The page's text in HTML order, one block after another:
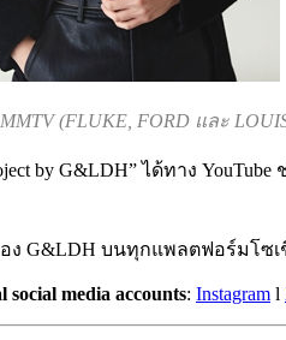
(FLUKE, FORD และ
by G&LDH” ได้ทาง
ง G&LDH บนทุกแพลตฟอร์มโซเ
social media accounts: Instagram l